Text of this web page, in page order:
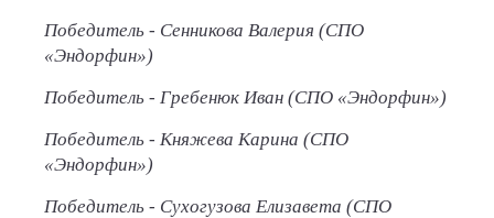
Победитель - Сенникова Валерия (СПО
«Эндорфин»)
Победитель - Гребенюк Иван (СПО «Эндорфин»)
Победитель - Княжева Карина (СПО
«Эндорфин»)
Победитель - Сухогузова Елизавета (СПО